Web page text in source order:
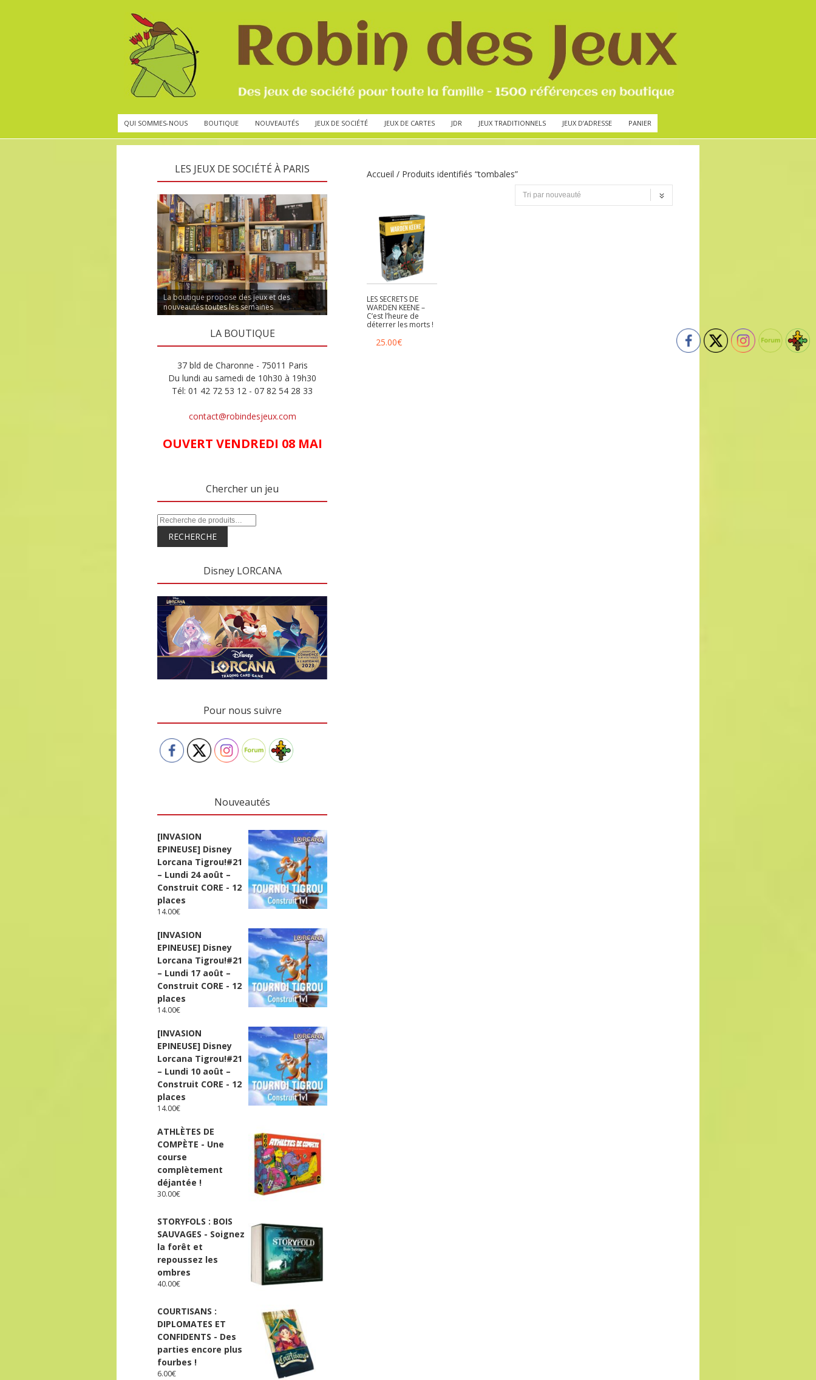
QUI SOMMES-NOUS BOUTIQUE NOUVEAUTÉS JEUX DE SOCIÉTÉ JEUX DE CARTES JDR JEUX TRADITIONNELS JEUX D’ADRESSE PANIER
Accueil / Produits identifiés “tombales”
LES SECRETS DE
WARDEN KEENE –
C’est l’heure de
déterrer les morts !
25.00€
LES JEUX DE SOCIÉTÉ À PARIS
La boutique propose des jeux et des
nouveautés toutes les semaines
LA BOUTIQUE
37 bld de Charonne - 75011 Paris
Du lundi au samedi de 10h30 à 19h30
Tél: 01 42 72 53 12 - 07 82 54 28 33
contact@robindesjeux.com
OUVERT VENDREDI 08 MAI
Chercher un jeu
RECHERCHE
Disney LORCANA
Pour nous suivre
Nouveautés
[INVASION
EPINEUSE] Disney
Lorcana Tigrou!#21
– Lundi 24 août –
Construit CORE - 12
places
14.00€
[INVASION
EPINEUSE] Disney
Lorcana Tigrou!#21
– Lundi 17 août –
Construit CORE - 12
places
14.00€
[INVASION
EPINEUSE] Disney
Lorcana Tigrou!#21
– Lundi 10 août –
Construit CORE - 12
places
14.00€
ATHLÈTES DE
COMPÈTE - Une
course
complètement
déjantée !
30.00€
STORYFOLS : BOIS
SAUVAGES - Soignez
la forêt et
repoussez les
ombres
40.00€
COURTISANS :
DIPLOMATES ET
CONFIDENTS - Des
parties encore plus
fourbes !
6.00€